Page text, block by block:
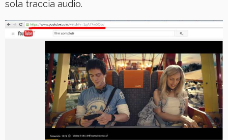
sola traccia audio.